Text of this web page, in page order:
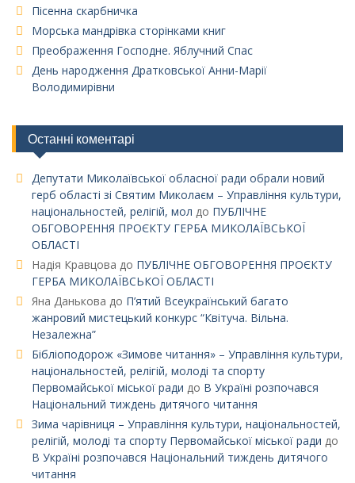
Пісенна скарбничка
Морська мандрівка сторінками книг
Преображення Господне. Яблучний Спас
День народження Дратковської Анни-Марії
Володимирівни
Останні коментарі
Депутати Миколаївської обласної ради обрали новий
герб області зі Святим Миколаєм – Управління культури,
національностей, релігій, мол до ПУБЛІЧНЕ
ОБГОВОРЕННЯ ПРОЄКТУ ГЕРБА МИКОЛАЇВСЬКОЇ
ОБЛАСТІ
Надія Кравцова до ПУБЛІЧНЕ ОБГОВОРЕННЯ ПРОЄКТУ
ГЕРБА МИКОЛАЇВСЬКОЇ ОБЛАСТІ
Яна Данькова до П’ятий Всеукраїнський багато
жанровий мистецький конкурс “Квітуча. Вільна.
Незалежна”
Бібліоподорож «Зимове читання» – Управління культури,
національностей, релігій, молоді та спорту
Первомайської міської ради до В Україні розпочався
Національний тиждень дитячого читання
Зима чарівниця – Управління культури, національностей,
релігій, молоді та спорту Первомайської міської ради до
В Україні розпочався Національний тиждень дитячого
читання